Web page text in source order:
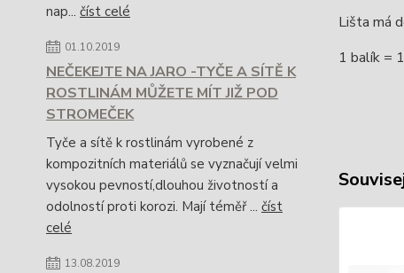
nap... číst celé
01.10.2019
NEČEKEJTE NA JARO -TYČE A SÍTĚ K
ROSTLINÁM MŮŽETE MÍT JIŽ POD
STROMEČEK
Tyče a sítě k rostlinám vyrobené z
kompozitních materiálů se vyznačují velmi
vysokou pevností,dlouhou životností a
odolností proti korozi. Mají téměř ... číst
celé
13.08.2019
Lišta má
1 balík =